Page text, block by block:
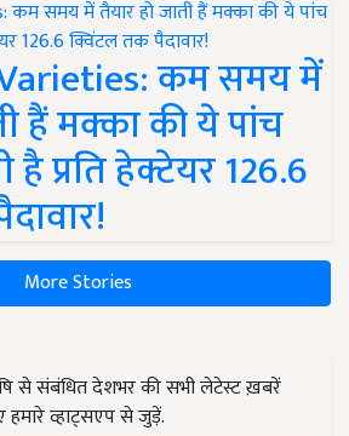
कम समय में
हैं मक्का की ये पांच
प्रति हेक्टेयर 126.6
More Stories
से संबंधित देशभर की सभी लेटेस्ट ख़बरें
व्हाट्सएप से जुड़ें.